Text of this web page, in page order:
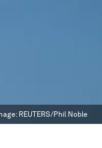
REUTERS/Phil Noble